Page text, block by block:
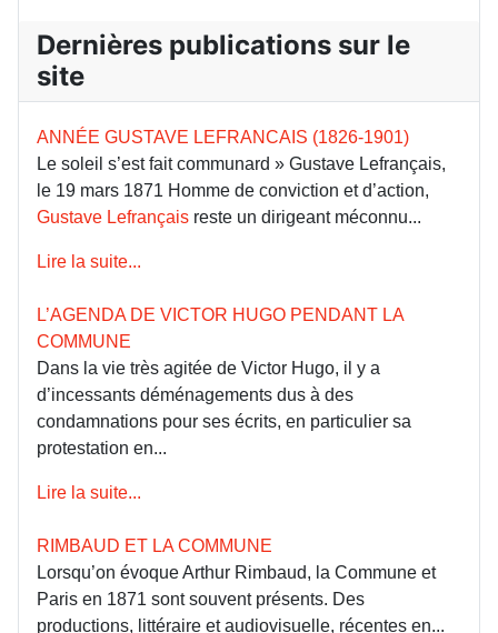
Dernières publications sur le
site
ANNÉE GUSTAVE LEFRANCAIS (1826-1901)
Le soleil s’est fait communard » Gustave Lefrançais,
le 19 mars 1871 Homme de conviction et d’action,
Gustave Lefrançais reste un dirigeant méconnu...
Lire la suite...
L’AGENDA DE VICTOR HUGO PENDANT LA
COMMUNE
Dans la vie très agitée de Victor Hugo, il y a
d’incessants déménagements dus à des
condamnations pour ses écrits, en particulier sa
protestation en...
Lire la suite...
RIMBAUD ET LA COMMUNE
Lorsqu’on évoque Arthur Rimbaud, la Commune et
Paris en 1871 sont souvent présents. Des
productions, littéraire et audiovisuelle, récentes en...